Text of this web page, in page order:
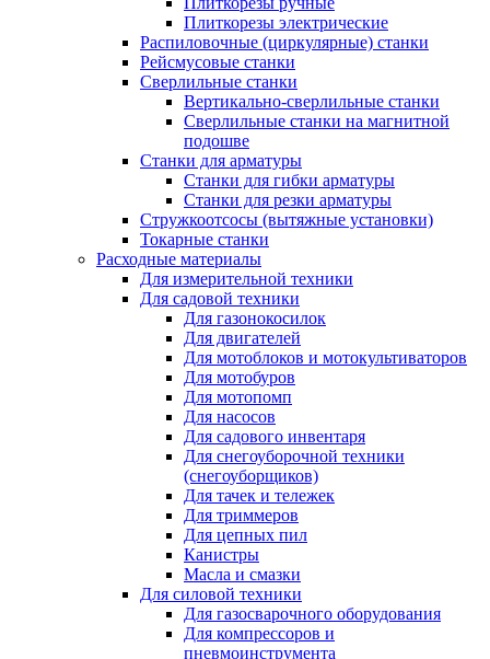
Плиткорезы электрические
Распиловочные (циркулярные) станки
Рейсмусовые станки
Сверлильные станки
Вертикально-сверлильные станки
Сверлильные станки на магнитной
подошве
Станки для арматуры
Станки для гибки арматуры
Станки для резки арматуры
Стружкоотсосы (вытяжные установки)
Токарные станки
Расходные материалы
Для измерительной техники
Для садовой техники
Для газонокосилок
Для двигателей
Для мотоблоков и мотокультиваторов
Для мотобуров
Для мотопомп
Для насосов
Для садового инвентаря
Для снегоуборочной техники
(снегоуборщиков)
Для тачек и тележек
Для триммеров
Для цепных пил
Канистры
Масла и смазки
Для силовой техники
Для газосварочного оборудования
Для компрессоров и
пневмоинструмента